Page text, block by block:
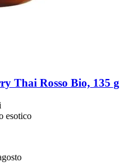
Thai Rosso Bio, 135 g
esotico